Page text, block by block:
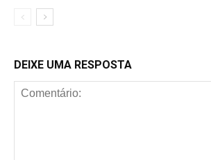
DEIXE UMA RESPOSTA